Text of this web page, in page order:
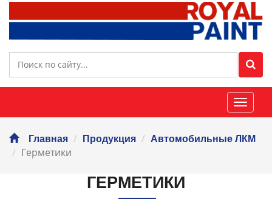
Главная Продукция Автомобильные ЛКМ
Герметики
ГЕРМЕТИКИ